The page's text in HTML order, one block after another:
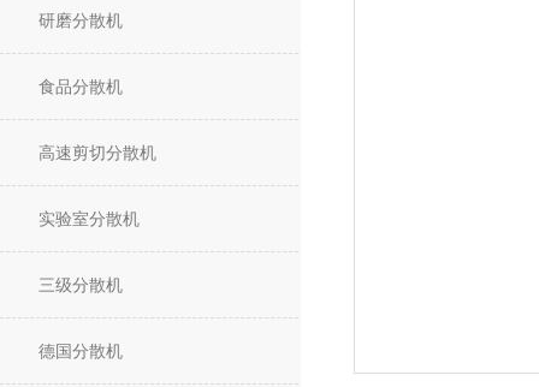
研磨分散机
食品分散机
高速剪切分散机
实验室分散机
三级分散机
德国分散机